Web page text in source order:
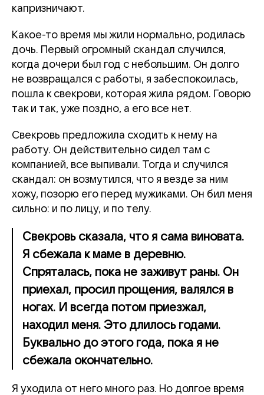
капризничают.
Какое-то время мы жили нормально, родилась
дочь. Первый огромный скандал случился,
когда дочери был год с небольшим. Он долго
не возвращался с работы, я забеспокоилась,
пошла к свекрови, которая жила рядом. Говорю
так и так, уже поздно, а его все нет.
Свекровь предложила сходить к нему на
работу. Он действительно сидел там с
компанией, все выпивали. Тогда и случился
скандал: он возмутился, что я везде за ним
хожу, позорю его перед мужиками. Он бил меня
сильно: и по лицу, и по телу.
Свекровь сказала, что я сама виновата.
Я сбежала к маме в деревню.
Спряталась, пока не заживут раны. Он
приехал, просил прощения, валялся в
ногах. И всегда потом приезжал,
находил меня. Это длилось годами.
Буквально до этого года, пока я не
сбежала окончательно.
Я уходила от него много раз. Но долгое время